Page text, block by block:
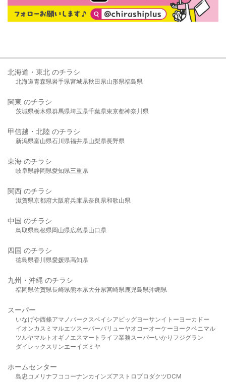
北海道・東北 のチラシ
北海道青森県岩手県宮城県秋田県山形県福島県
関東 のチラシ
茨城県栃木県群馬県埼玉県千葉県東京都神奈川県
甲信越・北陸 のチラシ
新潟県富山県石川県福井県山梨県長野県
東海 のチラシ
岐阜県静岡県愛知県三重県
関西 のチラシ
滋賀県京都府大阪府兵庫県奈良県和歌山県
中国 のチラシ
鳥取県島根県岡山県広島県山口県
四国 のチラシ
徳島県香川県愛媛県高知県
九州・沖縄 のチラシ
福岡県佐賀県長崎県熊本県大分県宮崎県鹿児島県沖縄県
スーパー
いなげや西條アマノパークスベイシア ビッグヨーサンイトーヨーカドー
イオンカスミ マルエツスーパーバリューヤオコーオーケー ヨークベニマル
ツルヤマルト オギノ エスマート ライフ業務スーパーいかり フジグラン
ダイレックスサンエーイズミヤ
ホームセンター
島忠 コメリ ナフコ コーナンカインズアストロプロダクツDCM